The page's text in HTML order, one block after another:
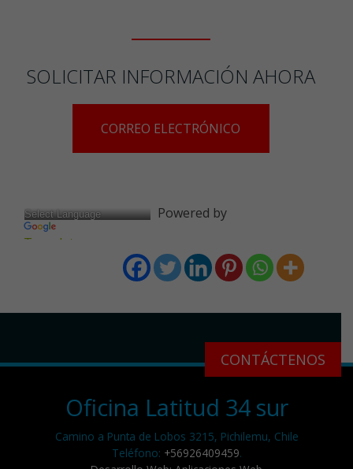
SOLICITAR INFORMACIÓN AHORA
CORREO ELECTRÓNICO
Powered by
Translate
CONTÁCTENOS
Oficina Latitud 34 sur
Camino a Punta de Lobos 3215, Pichilemu, Chile
Teléfono: +56926409459.